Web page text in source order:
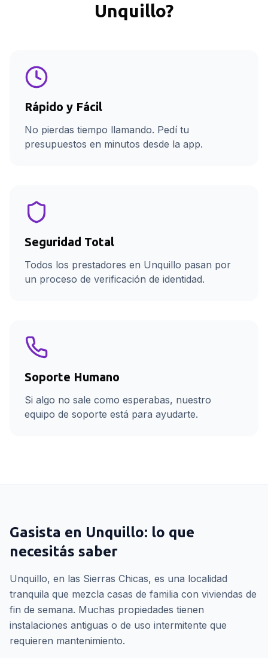
Unquillo?
Rápido y Fácil
No pierdas tiempo llamando. Pedí tu
presupuestos en minutos desde la app.
Seguridad Total
Todos los prestadores en Unquillo pasan por
un proceso de verificación de identidad.
Soporte Humano
Si algo no sale como esperabas, nuestro
equipo de soporte está para ayudarte.
Gasista en Unquillo: lo que
necesitás saber
Unquillo, en las Sierras Chicas, es una localidad
tranquila que mezcla casas de familia con viviendas de
fin de semana. Muchas propiedades tienen
instalaciones antiguas o de uso intermitente que
requieren mantenimiento.